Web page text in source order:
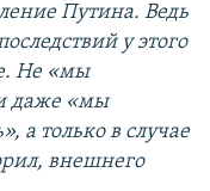
Путина. Ведь
у этого
Не «мы
даже «мы
а только в случае
внешнего